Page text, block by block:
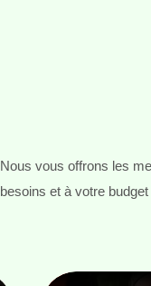
Nous vous offrons les
besoins et à votre